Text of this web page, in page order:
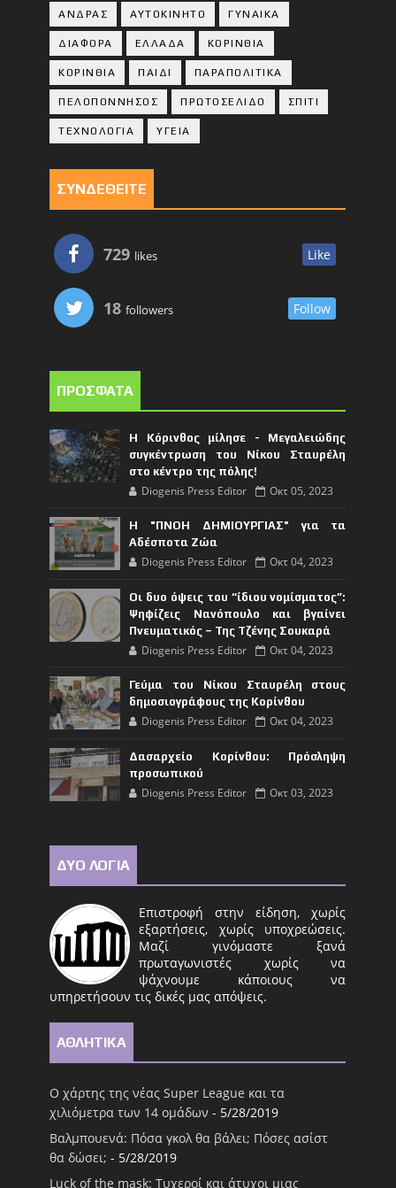
ΑΝΔΡΑΣ ΑΥΤΟΚΙΝΗΤΟ ΓΥΝΑΙΚΑ
ΔΙΑΦΟΡΑ ΕΛΛΑΔΑ ΚΟΡΙΝΘΙΑ
ΚΟΡΙΝΘΙA ΠΑΙΔΙ ΠΑΡΑΠΟΛΙΤΙΚΑ
ΠΕΛΟΠΟΝΝΗΣΟΣ ΠΡΩΤΟΣΕΛΙΔΟ ΣΠΙΤΙ
ΤΕΧΝΟΛΟΓΙΑ ΥΓΕΙΑ
ΣΥΝΔΕΘΕΙΤΕ
729 likes Like
18 followers Follow
ΠΡΟΣΦΑΤΑ
Η Κόρινθος μίλησε - Μεγαλειώδης
συγκέντρωση του Νίκου Σταυρέλη
στο κέντρο της πόλης!
Diogenis Press Editor Οκτ 05, 2023
Η "ΠΝΟΗ ΔΗΜΙΟΥΡΓΙΑΣ" για τα
Αδέσποτα Ζώα
Diogenis Press Editor Οκτ 04, 2023
Οι δυο όψεις του “ίδιου νομίσματος”:
Ψηφίζεις Νανόπουλο και βγαίνει
Πνευματικός – Της Τζένης Σουκαρά
Diogenis Press Editor Οκτ 04, 2023
Γεύμα του Νίκου Σταυρέλη στους
δημοσιογράφους της Κορίνθου
Diogenis Press Editor Οκτ 04, 2023
Δασαρχείο Κορίνθου: Πρόσληψη
προσωπικού
Diogenis Press Editor Οκτ 03, 2023
ΔΥΟ ΛΟΓΙΑ
Επιστροφή στην είδηση, χωρίς
εξαρτήσεις, χωρίς υποχρεώσεις.
Μαζί γινόμαστε ξανά
πρωταγωνιστές χωρίς να
ψάχνουμε κάποιους να
υπηρετήσουν τις δικές μας απόψεις.
ΑΘΛΗΤΙΚΑ
Ο χάρτης της νέας Super League και τα
χιλιόμετρα των 14 ομάδων - 5/28/2019
Βαλμπουενά: Πόσα γκολ θα βάλει; Πόσες ασίστ
θα δώσει; - 5/28/2019
Luck of the mask: Τυχεροί και άτυχοι μιας